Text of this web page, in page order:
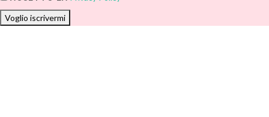
Voglio iscrivermi